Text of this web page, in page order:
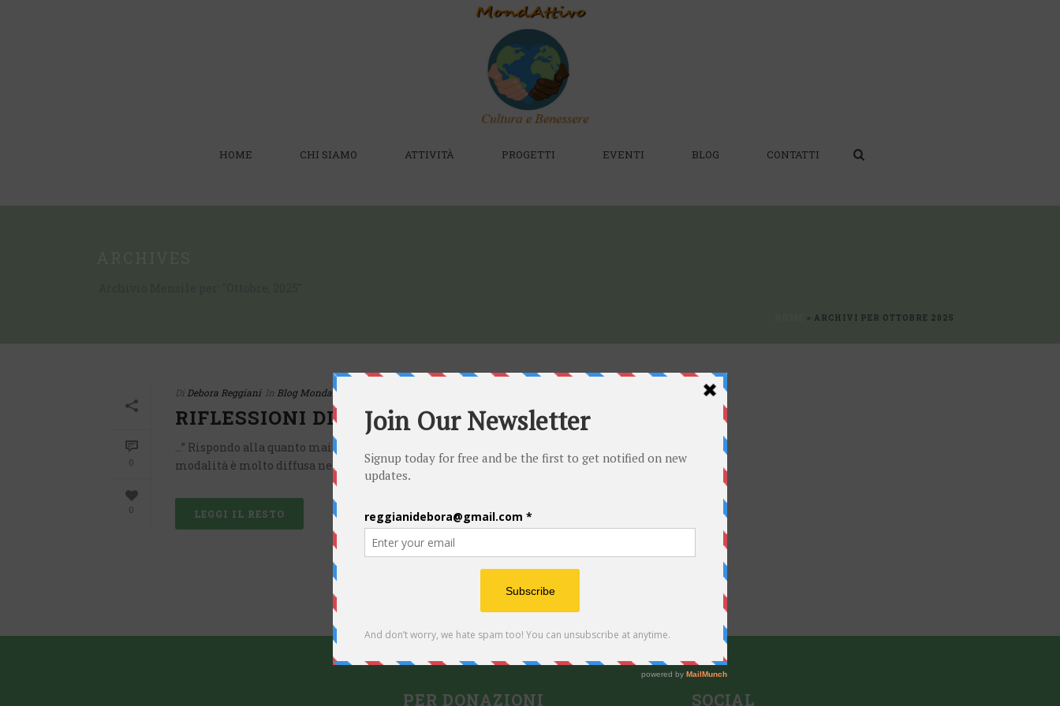
HOME CHI SIAMO ATTIVITÀ PROGETTI EVENTI BLOG CONTATTI
» ARCHIVI PER OTTOBRE 2025
0
0
Di Debora Reggiani In Blog Mondattivo
RIFLESSIONI DI DEBORA REGGIANI
…” Rispondo alla quanto mai attuale sollecitazione proposta rispetto al Ghosting. Questa
modalità è molto diffusa nelle relazioni e rispecchia molto il senso di vuoto e mancanza di [...]
LEGGI IL RESTO
PER DONAZIONI SOCIAL